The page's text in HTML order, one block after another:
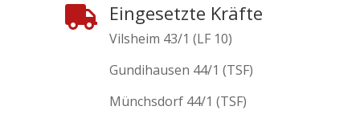
 Eingesetzte Kräfte
Vilsheim 43/1 (LF 10)
Gundihausen 44/1 (TSF)
Münchsdorf 44/1 (TSF)